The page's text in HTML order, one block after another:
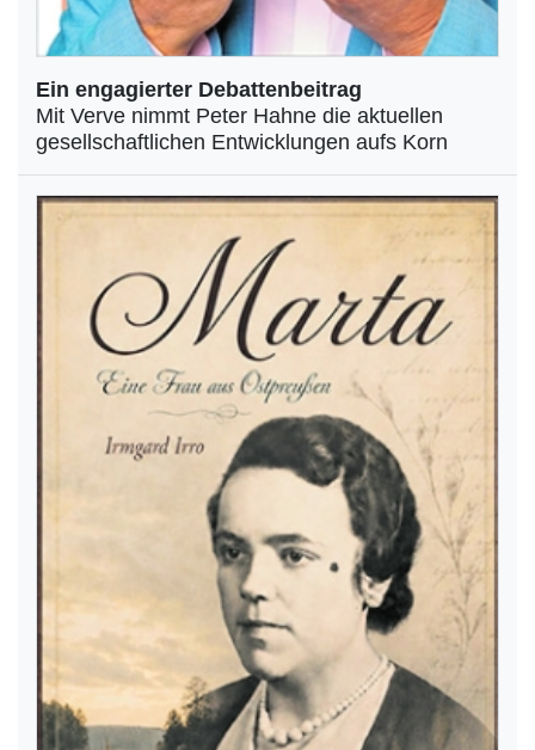
Ein engagierter Debattenbeitrag
Mit Verve nimmt Peter Hahne die aktuellen
gesellschaftlichen Entwicklungen aufs Korn